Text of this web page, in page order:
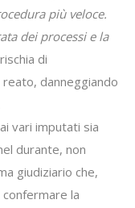
più veloce.
dei processi e la
di
danneggiando
vari imputati sia
durante, non
giudiziario che,
la